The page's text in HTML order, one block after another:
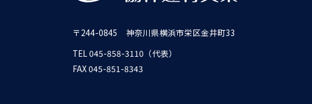
〒244-0845 神奈川県横浜市栄区金井町33
TEL 045-858-3110（代表）
FAX 045-851-8343